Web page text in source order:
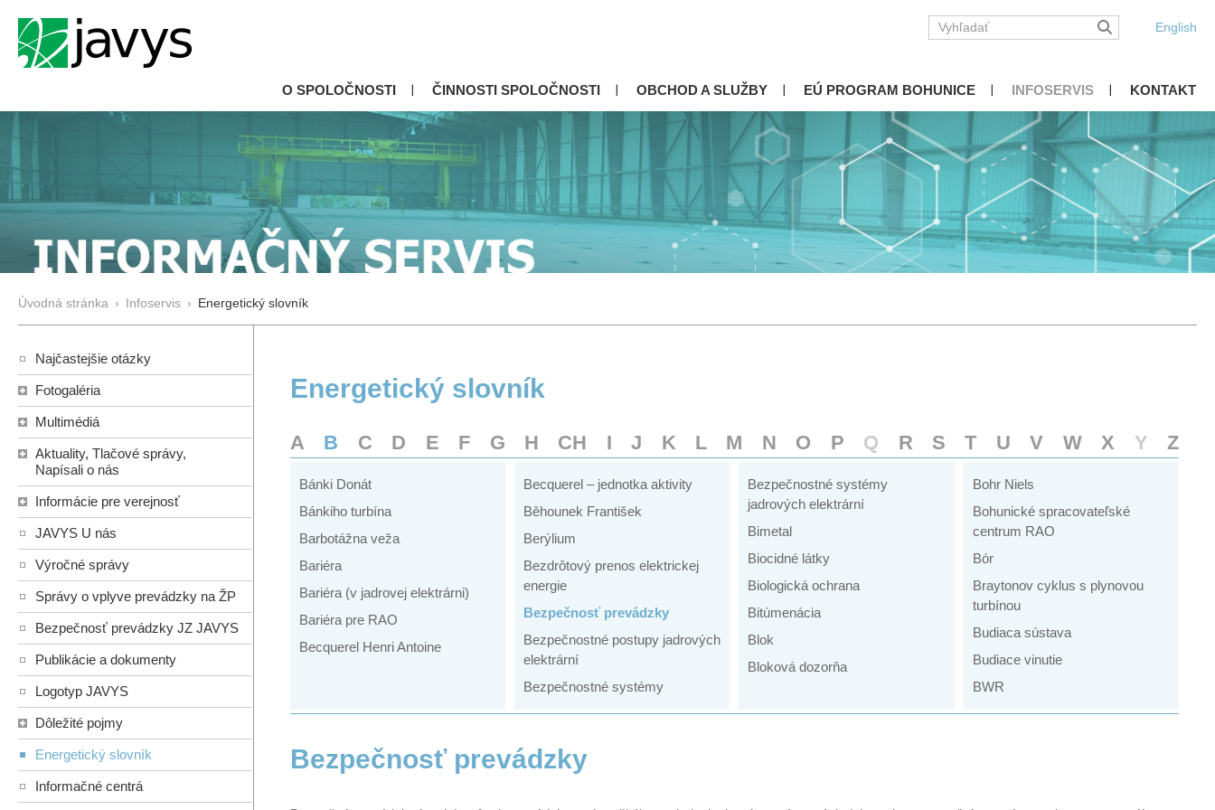
English
O SPOLOČNOSTI ČINNOSTI SPOLOČNOSTI OBCHOD A SLUŽBY EÚ PROGRAM BOHUNICE INFOSERVIS KONTAKT
Úvodná stránka › Infoservis › Energetický slovník
Najčastejšie otázky
Fotogaléria
Multimédiá
Aktuality, Tlačové správy,
Napísali o nás
Informácie pre verejnosť
JAVYS U nás
Výročné správy
Správy o vplyve prevádzky na ŽP
Bezpečnosť prevádzky JZ JAVYS
Publikácie a dokumenty
Logotyp JAVYS
Dôležité pojmy
Energetický slovník
Informačné centrá
Energetický slovník
A B C D E F G H CH I J K L M N O P Q R S T U V W X Y Z
Bánki Donát
Bánkiho turbína
Barbotážna veža
Bariéra
Bariéra (v jadrovej elektrárni)
Bariéra pre RAO
Becquerel Henri Antoine
Becquerel – jednotka aktivity
Běhounek František
Berýlium
Bezdrôtový prenos elektrickej
energie
Bezpečnosť prevádzky
Bezpečnostné postupy jadrových
elektrární
Bezpečnostné systémy
Bezpečnostné systémy
jadrových elektrární
Bimetal
Biocidné látky
Biologická ochrana
Bitúmenácia
Blok
Bloková dozorňa
Bohr Niels
Bohunické spracovateľské
centrum RAO
Bór
Braytonov cyklus s plynovou
turbínou
Budiaca sústava
Budiace vinutie
BWR
Bezpečnosť prevádzky